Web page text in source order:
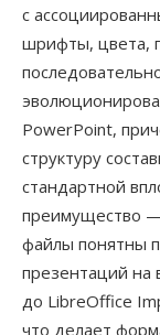
с
шрифты, цвета,
PowerPoint,
структуру
стандартной
преимущество —
файлы понятны
презентаций на
до LibreOffice
что делает